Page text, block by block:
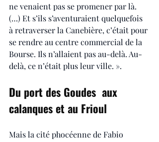
ne venaient pas se promener par là.
(…) Et s’ils s’aventuraient quelquefois
à retraverser la Canebière, c’était pour
se rendre au centre commercial de la
Bourse. Ils n’allaient pas au-delà. Au-
delà, ce n’était plus leur ville. ».
Du port des Goudes  aux
calanques et au Frioul
Mais la cité phocéenne de Fabio